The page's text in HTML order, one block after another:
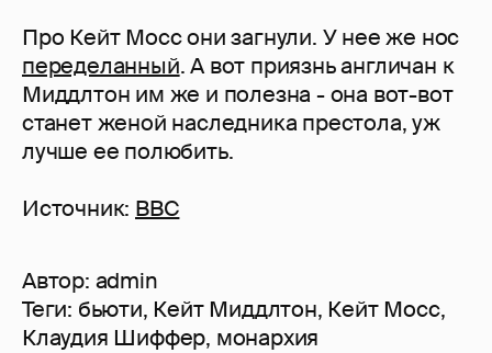
Про Кейт Мосс они загнули. У нее же нос
переделанный. А вот приязнь англичан к
Миддлтон им же и полезна - она вот-вот
станет женой наследника престола, уж
лучше ее полюбить.
Источник: BBC
Автор: admin
Теги: бьюти, Кейт Миддлтон, Кейт Мосс,
Клаудия Шиффер, монархия